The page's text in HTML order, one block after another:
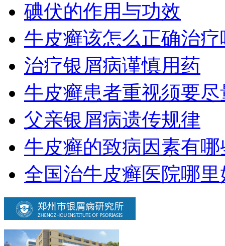
碘伏的作用与功效
牛皮癣该怎么正确治疗
治疗银屑病谨慎用药
牛皮癣患者重视须要
父亲银屑病遗传规律
牛皮癣的致病因素有哪
全国治牛皮癣医院哪